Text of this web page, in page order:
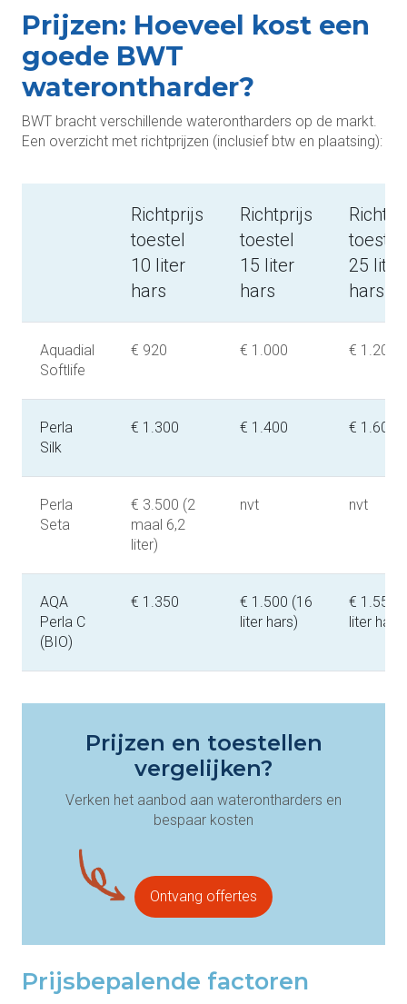
Prijzen: Hoeveel kost een
goede BWT
waterontharder?
BWT bracht verschillende waterontharders op de markt.
Een overzicht met richtprijzen (inclusief btw en plaatsing):
Richtprijs
toestel
10 liter
hars
Richtprijs
toestel
15 liter
hars
toestel
25 liter
hars
Aquadial
Softlife
€ 920 € 1.000 € 1.200
Perla
Silk
€ 1.300 € 1.400 € 1.600
Perla
Seta
€ 3.500 (2
maal 6,2
liter)
nvt nvt
AQA
Perla C
(BIO)
€ 1.350
€ 1.500 (16
liter hars)
€ 1.550
liter hars)
Prijzen en toestellen
vergelijken?
Verken het aanbod aan waterontharders en
bespaar kosten
Ontvang offertes
Prijsbepalende factoren